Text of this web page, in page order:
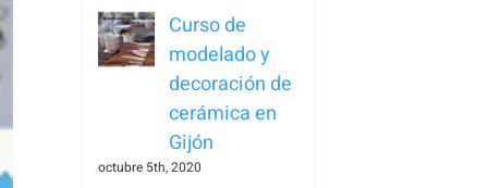
Curso de
modelado y
decoración de
cerámica en
Gijón
octubre 5th, 2020